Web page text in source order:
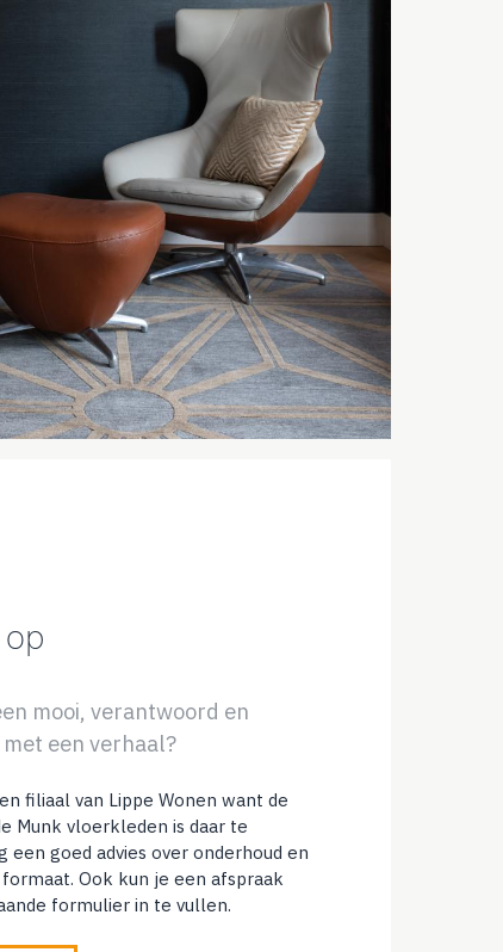
mooi, verantwoord en
een verhaal?
filiaal van Lippe Wonen want de
Munk vloerkleden is daar te
een goed advies over onderhoud en
Ook kun je een afspraak
formulier in te vullen.